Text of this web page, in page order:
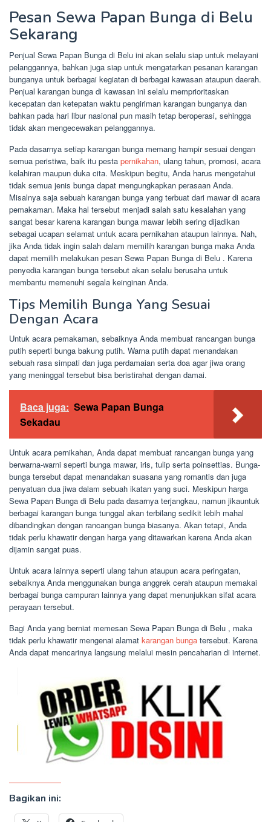
Pesan Sewa Papan Bunga di Belu
Sekarang
Penjual Sewa Papan Bunga di Belu ini akan selalu siap untuk melayani
pelanggannya, bahkan juga siap untuk mengatarkan pesanan karangan
bunganya untuk berbagai kegiatan di berbagai kawasan ataupun daerah.
Penjual karangan bunga di kawasan ini selalu memprioritaskan
kecepatan dan ketepatan waktu pengiriman karangan bunganya dan
bahkan pada hari libur nasional pun masih tetap beroperasi, sehingga
tidak akan mengecewakan pelanggannya.
Pada dasarnya setiap karangan bunga memang hampir sesuai dengan
semua peristiwa, baik itu pesta pernikahan, ulang tahun, promosi, acara
kelahiran maupun duka cita. Meskipun begitu, Anda harus mengetahui
tidak semua jenis bunga dapat mengungkapkan perasaan Anda.
Misalnya saja sebuah karangan bunga yang terbuat dari mawar di acara
pemakaman. Maka hal tersebut menjadi salah satu kesalahan yang
sangat besar karena karangan bunga mawar lebih sering dijadikan
sebagai ucapan selamat untuk acara pernikahan ataupun lainnya. Nah,
jika Anda tidak ingin salah dalam memilih karangan bunga maka Anda
dapat memilih melakukan pesan Sewa Papan Bunga di Belu . Karena
penyedia karangan bunga tersebut akan selalu berusaha untuk
membantu memenuhi segala keinginan Anda.
Tips Memilih Bunga Yang Sesuai
Dengan Acara
Untuk acara pemakaman, sebaiknya Anda membuat rancangan bunga
putih seperti bunga bakung putih. Warna putih dapat menandakan
sebuah rasa simpati dan juga perdamaian serta doa agar jiwa orang
yang meninggal tersebut bisa beristirahat dengan damai.
Baca juga: Sewa Papan Bunga
Sekadau
Untuk acara pernikahan, Anda dapat membuat rancangan bunga yang
berwarna-warni seperti bunga mawar, iris, tulip serta poinsettias. Bunga-
bunga tersebut dapat menandakan suasana yang romantis dan juga
penyatuan dua jiwa dalam sebuah ikatan yang suci. Meskipun harga
Sewa Papan Bunga di Belu pada dasarnya terjangkau, namun jikauntuk
berbagai karangan bunga tunggal akan terbilang sedikit lebih mahal
dibandingkan dengan rancangan bunga biasanya. Akan tetapi, Anda
tidak perlu khawatir dengan harga yang ditawarkan karena Anda akan
dijamin sangat puas.
Untuk acara lainnya seperti ulang tahun ataupun acara peringatan,
sebaiknya Anda menggunakan bunga anggrek cerah ataupun memakai
berbagai bunga campuran lainnya yang dapat menunjukkan sifat acara
perayaan tersebut.
Bagi Anda yang berniat memesan Sewa Papan Bunga di Belu , maka
tidak perlu khawatir mengenai alamat karangan bunga tersebut. Karena
Anda dapat mencarinya langsung melalui mesin pencaharian di internet.
Bagikan ini: